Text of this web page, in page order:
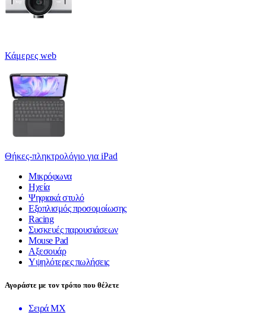
Κάμερες web
Θήκες-πληκτρολόγιο για iPad
Μικρόφωνα
Ηχεία
Ψηφιακά στυλό
Εξοπλισμός προσομοίωσης
Racing
Συσκευές παρουσιάσεων
Mouse Pad
Αξεσουάρ
Υψηλότερες πωλήσεις
Αγοράστε με τον τρόπο που θέλετε
Σειρά MX